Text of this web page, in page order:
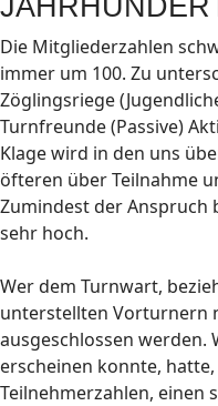
Die Mitgliederzahlen
immer um 100. Zu
Zöglingsriege
Turnfreunde (Passive)
Klage wird in den uns
öfteren über Teilnahme
Zumindest der
sehr hoch.
Wer dem Turnwart,
unterstellten Vorturnern
ausgeschlossen werden.
erscheinen konnte,
Teilnehmerzahlen, einen